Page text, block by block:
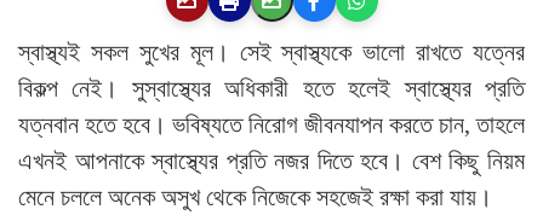
স্বাস্থ্যই সকল সুখের মূল। সেই স্বাস্থ্যকে ভালো রাখতে যত্নের
বিকল্প নেই। সুস্বাস্থ্যের অধিকারী হতে হলেই স্বাস্থ্যের প্রতি
যত্নবান হতে হবে। ভবিষ্যতে নিরোগ জীবনযাপন করতে চান, তাহলে
এখনই আপনাকে স্বাস্থ্যের প্রতি নজর দিতে হবে। বেশ কিছু নিয়ম
মেনে চললে অনেক অসুখ থেকে নিজেকে সহজেই রক্ষা করা যায়।